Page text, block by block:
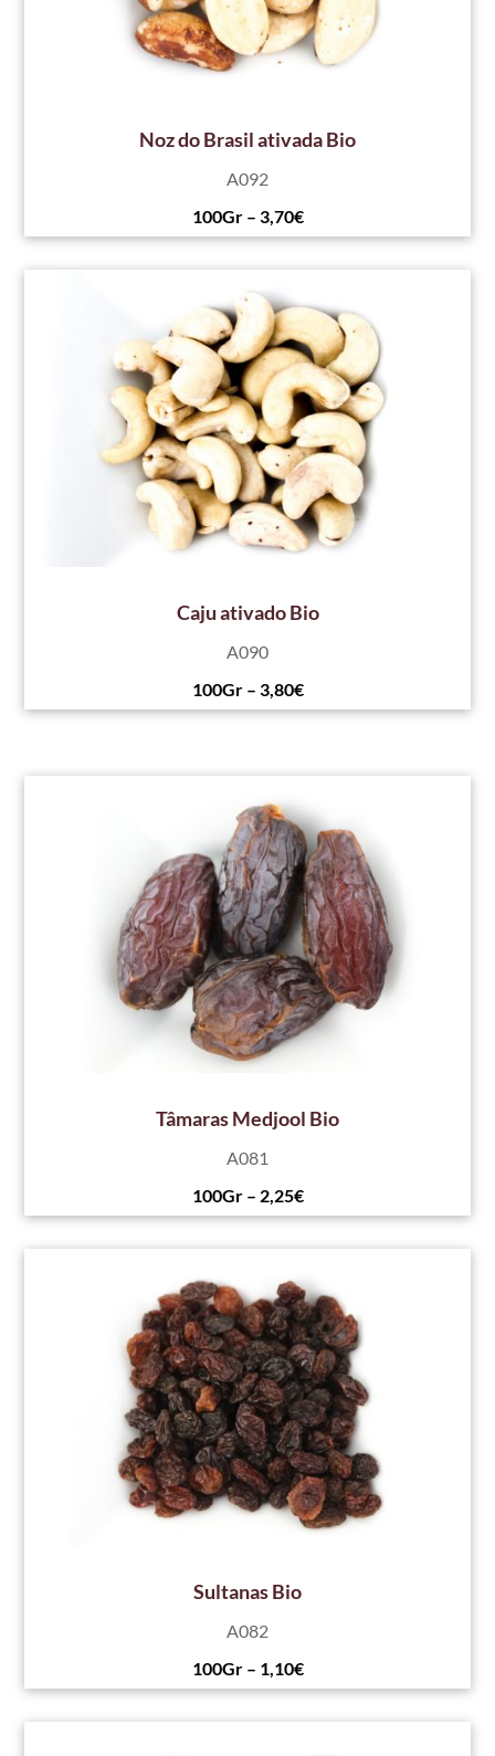
Noz do Brasil ativada Bio
A092
100Gr – 3,70€
Caju ativado Bio
A090
100Gr – 3,80€
Tâmaras Medjool Bio
A081
100Gr – 2,25€
Sultanas Bio
A082
100Gr – 1,10€